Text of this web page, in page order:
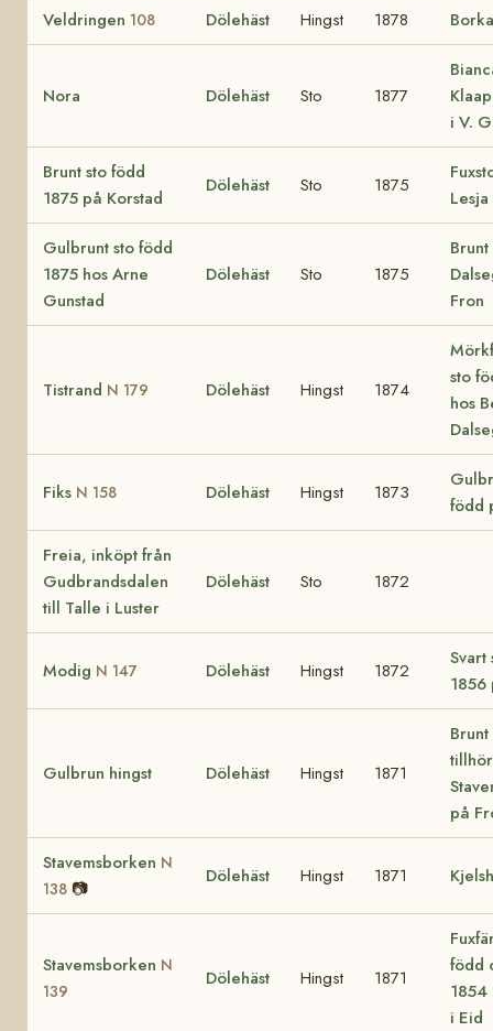
Veldringen 108 Dölehäst Hingst 1878 Borka
Nora Dölehäst Sto 1877
i V.
Brunt sto född
1875 på Korstad
Dölehäst Sto 1875
Lesja
Gulbrunt sto född
1875 hos Arne
Gunstad
Dölehäst Sto 1875
Fron
Tistrand N 179 Dölehäst Hingst 1874
sto
hos
Fiks N 158 Dölehäst Hingst 1873
född
Freia, inköpt från
Gudbrandsdalen
till Talle i Luster
Dölehäst Sto 1872
Modig N 147 Dölehäst Hingst 1872
Svart
Gulbrun hingst Dölehäst Hingst 1871
på
Stavemsborken N
138 📷
Dölehäst Hingst 1871
Stavemsborken N
139
Dölehäst Hingst 1871
född
i Eid